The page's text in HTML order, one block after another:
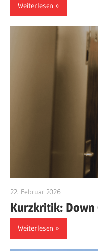
Weiterlesen
22. Februar 2026
Kurzkritik: Down
Weiterlesen